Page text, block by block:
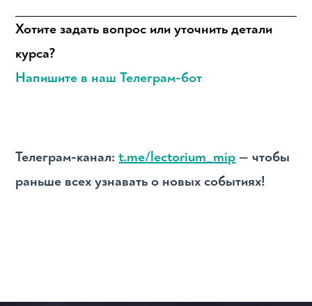
Хотите задать вопрос или уточнить детали
курса?
Напишите в наш Телеграм-бот
Телеграм-канал:t.me/lectorium_mip — чтобы
раньше всех узнавать о новых событиях!